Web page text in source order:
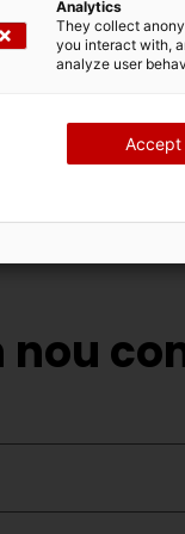
i felices
És una sort
bonica i que,
del VxL
nou
Analytics
They collect
you interact with,
analyze user
Accept